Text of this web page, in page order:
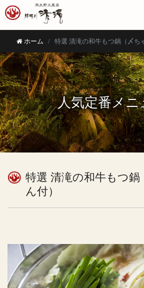
ホーム 特選 清滝の和牛もつ鍋（〆ち
人気定番メニ
特選 清滝の和牛もつ
ん付）